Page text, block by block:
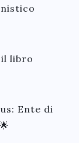
libro
Ente di